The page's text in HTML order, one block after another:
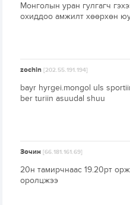
Монголын уран гулгагч
охиддоо амжилт хөөрхөн
zochin[202.55.191.194]
bayr hyrgei.mongol uls
ber turiin asuudal shuu
Зочин[66.181.161.69]
20н тамирчнаас 19.20рт
оролцжээ